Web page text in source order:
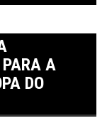
A
DO